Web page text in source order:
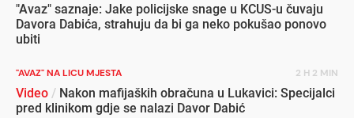
"Avaz" saznaje: Jake policijske snage u KCUS-u čuvaju
Davora Dabića, strahuju da bi ga neko pokušao ponovo
ubiti
"AVAZ" NA LICU MJESTA 2 H 2 MIN
Video / Nakon mafijaških obračuna u Lukavici: Specijalci
pred klinikom gdje se nalazi Davor Dabić